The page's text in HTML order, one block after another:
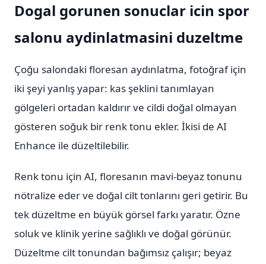
Dogal gorunen sonuclar icin spor
salonu aydinlatmasini duzeltme
Çoğu salondaki floresan aydınlatma, fotoğraf için
iki şeyi yanlış yapar: kas şeklini tanımlayan
gölgeleri ortadan kaldırır ve cildi doğal olmayan
gösteren soğuk bir renk tonu ekler. İkisi de AI
Enhance ile düzeltilebilir.
Renk tonu için AI, floresanın mavi-beyaz tonunu
nötralize eder ve doğal cilt tonlarını geri getirir. Bu
tek düzeltme en büyük görsel farkı yaratır. Özne
soluk ve klinik yerine sağlıklı ve doğal görünür.
Düzeltme cilt tonundan bağımsız çalışır; beyaz